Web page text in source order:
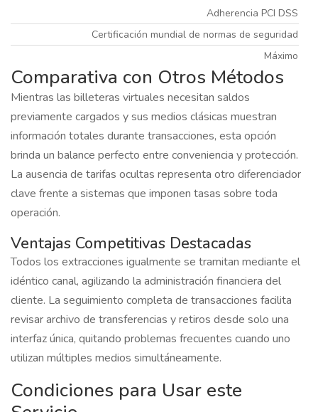
Adherencia PCI DSS
Certificación mundial de normas de seguridad
Máximo
Comparativa con Otros Métodos
Mientras las billeteras virtuales necesitan saldos
previamente cargados y sus medios clásicas muestran
información totales durante transacciones, esta opción
brinda un balance perfecto entre conveniencia y protección.
La ausencia de tarifas ocultas representa otro diferenciador
clave frente a sistemas que imponen tasas sobre toda
operación.
Ventajas Competitivas Destacadas
Todos los extracciones igualmente se tramitan mediante el
idéntico canal, agilizando la administración financiera del
cliente. La seguimiento completa de transacciones facilita
revisar archivo de transferencias y retiros desde solo una
interfaz única, quitando problemas frecuentes cuando uno
utilizan múltiples medios simultáneamente.
Condiciones para Usar este